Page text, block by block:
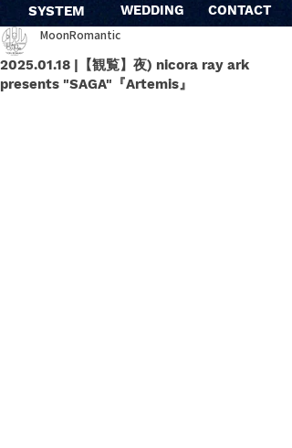
SYSTEM WEDDING CONTACT
2025.01.18 |【観覧】夜) nicora ray ark
presents "SAGA"『Artemis』
MoonRomantic